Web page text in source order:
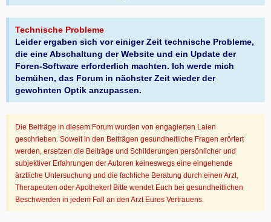
Technische Probleme
Leider ergaben sich vor einiger Zeit technische Probleme,
die eine Abschaltung der Website und ein Update der
Foren-Software erforderlich machten. Ich werde mich
bemühen, das Forum in nächster Zeit wieder der
gewohnten Optik anzupassen.
Die Beiträge in diesem Forum wurden von engagierten Laien
geschrieben. Soweit in den Beiträgen gesundheitliche Fragen erörtert
werden, ersetzen die Beiträge und Schilderungen persönlicher und
subjektiver Erfahrungen der Autoren keineswegs eine eingehende
ärztliche Untersuchung und die fachliche Beratung durch einen Arzt,
Therapeuten oder Apotheker! Bitte wendet Euch bei gesundheitlichen
Beschwerden in jedem Fall an den Arzt Eures Vertrauens.